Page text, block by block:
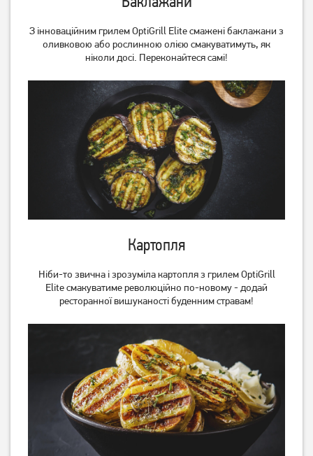
З інноваційним грилем OptiGrill Elite смажені баклажани з
оливковою або рослинною олією смакуватимуть, як
ніколи досі. Переконайтеся самі!
Картопля
Ніби-то звична і зрозуміла картопля з грилем OptiGrill
Elite смакуватиме революційно по-новому - додай
ресторанної вишуканості буденним стравам!